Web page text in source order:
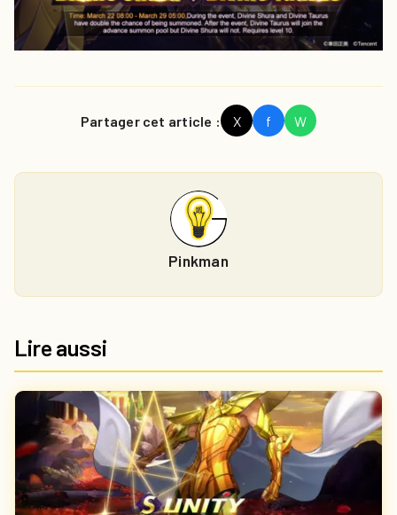
Partager cet article : X f W
Pinkman
Lire aussi